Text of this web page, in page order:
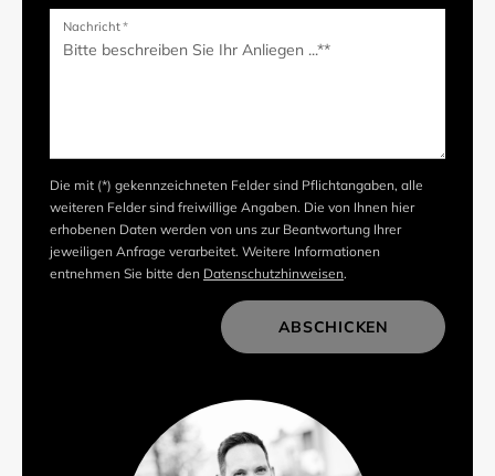
Nachricht*
Die mit (*) gekennzeichneten Felder sind Pflichtangaben, alle
weiteren Felder sind freiwillige Angaben. Die von Ihnen hier
erhobenen Daten werden von uns zur Beantwortung Ihrer
jeweiligen Anfrage verarbeitet. Weitere Informationen
entnehmen Sie bitte den Datenschutzhinweisen.
ABSCHICKEN